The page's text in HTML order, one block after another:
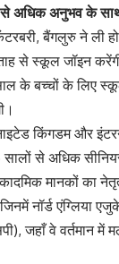
से अधिक अनुभव के
बैंगलुरु ने ली
से स्कूल जॉइन
के बच्चों के लिए
किंगडम और
सालों से अधिक
मानकों का
जिनमें नॉर्ड
जहाँ वे